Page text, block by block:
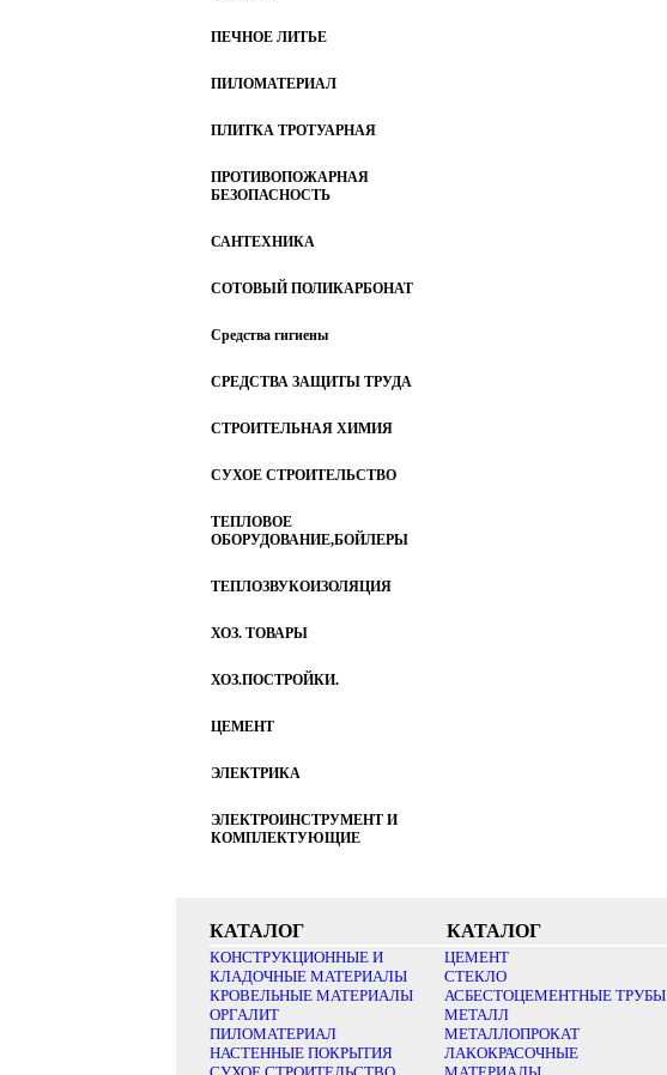
ПЕЧНОЕ ЛИТЬЕ
ПИЛОМАТЕРИАЛ
ПЛИТКА ТРОТУАРНАЯ
ПРОТИВОПОЖАРНАЯ
БЕЗОПАСНОСТЬ
САНТЕХНИКА
СОТОВЫЙ ПОЛИКАРБОНАТ
Средства гигиены
СРЕДСТВА ЗАЩИТЫ ТРУДА
СТРОИТЕЛЬНАЯ ХИМИЯ
СУХОЕ СТРОИТЕЛЬСТВО
ТЕПЛОВОЕ
ОБОРУДОВАНИЕ,БОЙЛЕРЫ
ТЕПЛОЗВУКОИЗОЛЯЦИЯ
ХОЗ. ТОВАРЫ
ХОЗ.ПОСТРОЙКИ.
ЦЕМЕНТ
ЭЛЕКТРИКА
ЭЛЕКТРОИНСТРУМЕНТ И
КОМПЛЕКТУЮЩИЕ
КАТАЛОГ КАТАЛОГ
КОНСТРУКЦИОННЫЕ И
КЛАДОЧНЫЕ МАТЕРИАЛЫ
КРОВЕЛЬНЫЕ МАТЕРИАЛЫ
ОРГАЛИТ
ПИЛОМАТЕРИАЛ
НАСТЕННЫЕ ПОКРЫТИЯ
ЦЕМЕНТ
СТЕКЛО
АСБЕСТОЦЕМЕНТНЫЕ ТРУБЫ
МЕТАЛЛ
МЕТАЛЛОПРОКАТ
ЛАКОКРАСОЧНЫЕ